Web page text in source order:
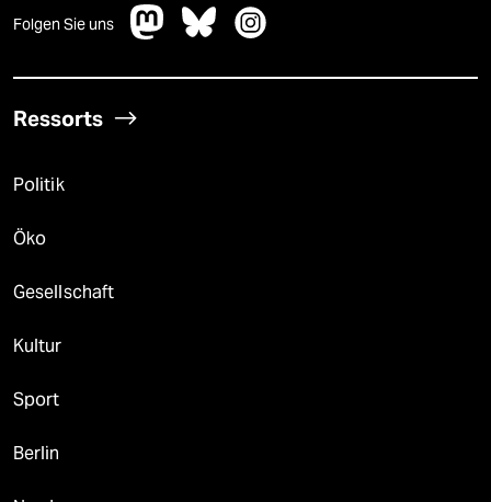
Folgen Sie uns
Ressorts
Politik
Öko
Gesellschaft
Kultur
Sport
Berlin